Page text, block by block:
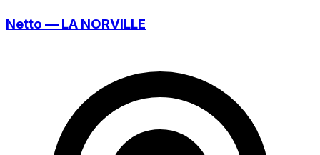
Netto — LA NORVILLE